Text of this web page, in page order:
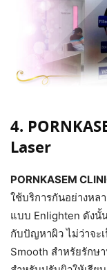
4.
Laser
PORNKASEM
ใช้บริการกันอย่างหล
แบบ Enlighten ดังนั้
กับปัญหาผิว ไม่ว่าจะ
Smooth สำหรัยรักษ